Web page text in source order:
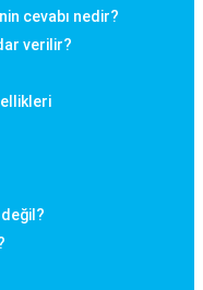
cevabı nedir?
verilir?